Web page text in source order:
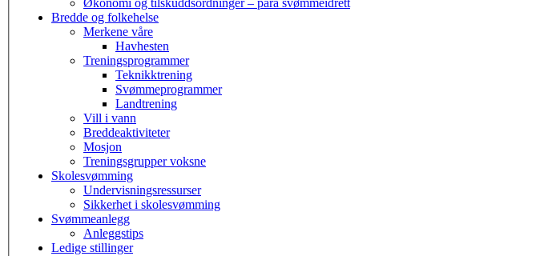
Økonomi og tilskuddsordninger – para svømmeidrett
Bredde og folkehelse
Merkene våre
Havhesten
Treningsprogrammer
Teknikktrening
Svømmeprogrammer
Landtrening
Vill i vann
Breddeaktiviteter
Mosjon
Treningsgrupper voksne
Skolesvømming
Undervisningsressurser
Sikkerhet i skolesvømming
Svømmeanlegg
Anleggstips
Ledige stillinger